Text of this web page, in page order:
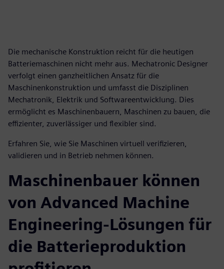
Die mechanische Konstruktion reicht für die heutigen
Batteriemaschinen nicht mehr aus. Mechatronic Designer
verfolgt einen ganzheitlichen Ansatz für die
Maschinenkonstruktion und umfasst die Disziplinen
Mechatronik, Elektrik und Softwareentwicklung. Dies
ermöglicht es Maschinenbauern, Maschinen zu bauen, die
effizienter, zuverlässiger und flexibler sind.
Erfahren Sie, wie Sie Maschinen virtuell verifizieren,
validieren und in Betrieb nehmen können.
Maschinenbauer können
von Advanced Machine
Engineering-Lösungen für
die Batterieproduktion